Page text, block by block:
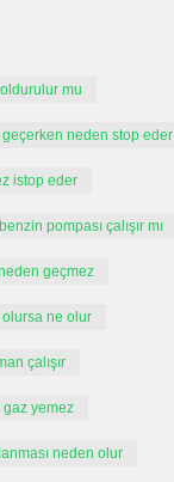
mu
neden stop eder
istop eder
pompası çalışır mı
geçmez
olursa ne olur
çalışır
yemez
neden olur